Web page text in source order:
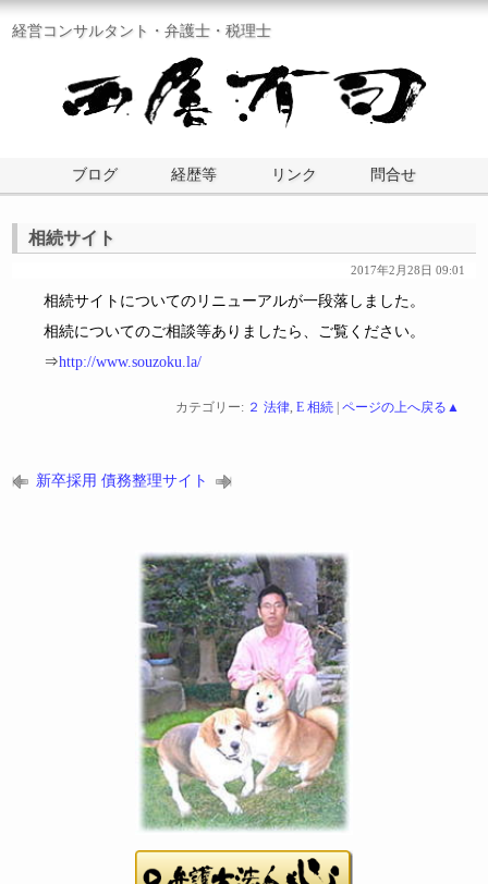
経営コンサルタント・弁護士・税理士
ブログ 経歴等 リンク 問合せ
相続サイト
2017年2月28日 09:01
相続サイトについてのリニューアルが一段落しました。
相続についてのご相談等ありましたら、ご覧ください。
⇒http://www.souzoku.la/
カテゴリー: ２ 法律, E 相続| ページの上へ戻る▲
新卒採用 債務整理サイト